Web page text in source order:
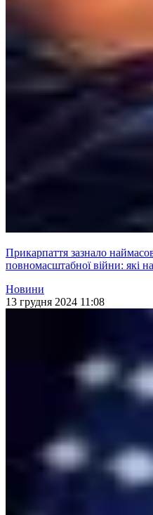
Прикарпаття зазнало
повномасштабної війни: які
Новини
13 грудня 2024 11:08